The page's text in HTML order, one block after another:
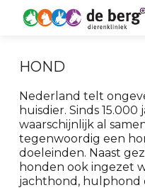
HOND
KAT
PAARD
OVER ONS
KIDS
NIEUWS
HOND
Nederland telt
huisdier. Sinds
waarschijnlijk al
tegenwoordig een
doeleinden. Naast
honden ook ingezet
jachthond, hulphond